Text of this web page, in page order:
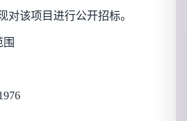
对该项目进行公开招标。